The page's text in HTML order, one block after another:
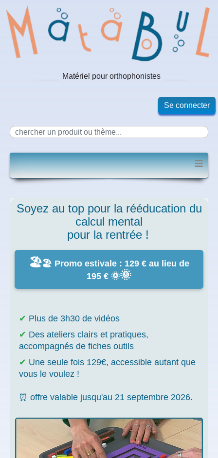
______ Matériel pour orthophonistes ______
Se connecter
≡
Soyez au top pour la rééducation du
calcul mental
pour la rentrée !
🏖️🏖️ Promo estivale : 129 € au lieu de
195 € 🌞🌞
✔ Plus de 3h30 de vidéos
✔ Des ateliers clairs et pratiques,
accompagnés de fiches outils
✔ Une seule fois 129€, accessible autant que
vous le voulez !
⏰ offre valable jusqu'au 21 septembre 2026.